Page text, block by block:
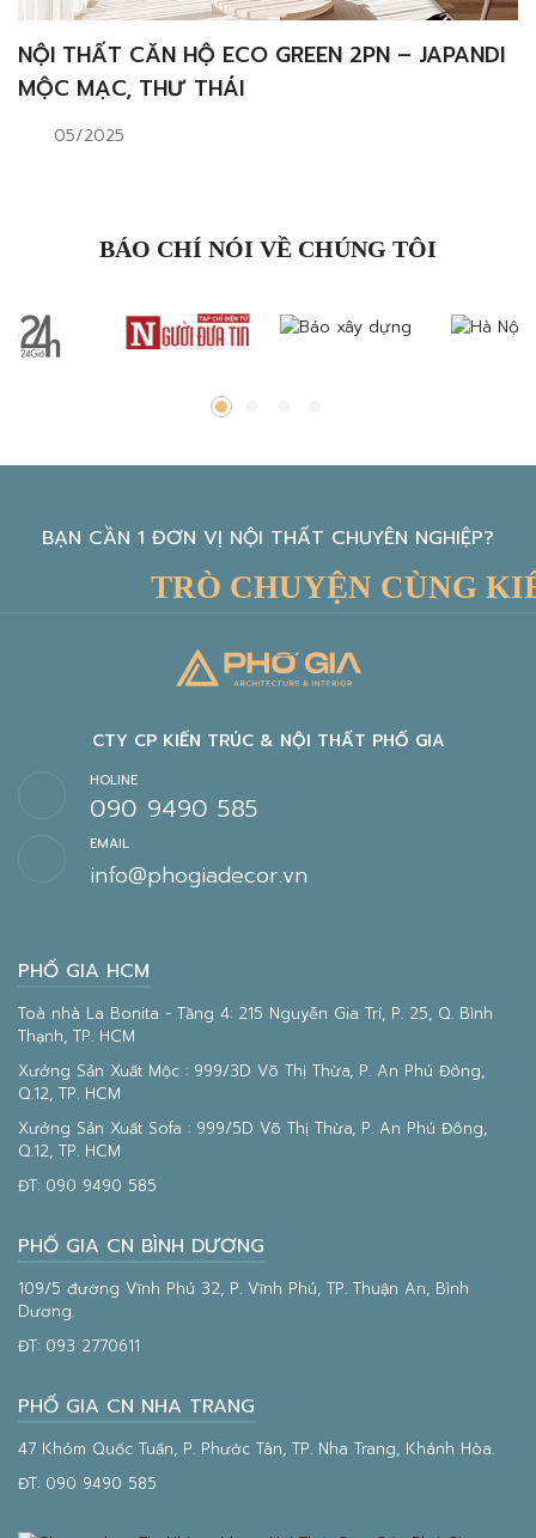
NỘI THẤT CĂN HỘ ECO GREEN 2PN – JAPANDI
MỘC MẠC, THƯ THÁI
05/2025
BÁO CHÍ NÓI VỀ CHÚNG TÔI
BẠN CẦN 1 ĐƠN VỊ NỘI THẤT CHUYÊN NGHIỆP?
TRÒ CHUYỆN CÙNG KIẾN
HOLINE
090 9490 585
CTY CP KIẾN TRÚC & NỘI THẤT PHỐ GIA
EMAIL
info@phogiadecor.vn
PHỐ GIA HCM
Toà nhà La Bonita - Tầng 4: 215 Nguyễn Gia Trí, P. 25, Q. Bình
Thạnh, TP. HCM
Xưởng Sản Xuất Mộc : 999/3D Võ Thị Thừa, P. An Phú Đông,
Q.12, TP. HCM
Xưởng Sản Xuất Sofa : 999/5D Võ Thị Thừa, P. An Phú Đông,
Q.12, TP. HCM
ĐT: 090 9490 585
PHỐ GIA CN BÌNH DƯƠNG
109/5 đường Vĩnh Phú 32, P. Vĩnh Phú, TP. Thuận An, Bình
Dương.
ĐT: 093 2770611
PHỐ GIA CN NHA TRANG
47 Khóm Quốc Tuấn, P. Phước Tân, TP. Nha Trang, Khánh Hòa.
ĐT: 090 9490 585